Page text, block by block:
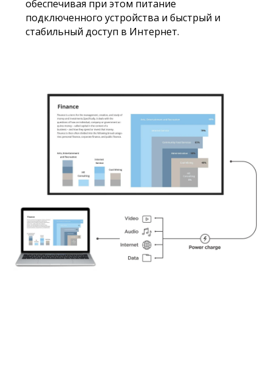
обеспечивая при этом питание
подключенного устройства и быстрый и
стабильный доступ в Интернет.​